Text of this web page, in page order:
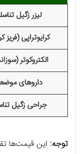
لیزر زگیل
کرایوتراپی (فریز
الکتروکوتر
داروهای
جراحی زگیل
توجه: این قیمت‌ها